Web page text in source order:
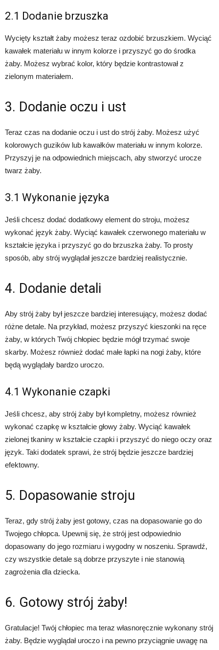
2.1 Dodanie brzuszka
Wycięty kształt żaby możesz teraz ozdobić brzuszkiem. Wyciąć
kawałek materiału w innym kolorze i przyszyć go do środka
żaby. Możesz wybrać kolor, który będzie kontrastował z
zielonym materiałem.
3. Dodanie oczu i ust
Teraz czas na dodanie oczu i ust do strój żaby. Możesz użyć
kolorowych guzików lub kawałków materiału w innym kolorze.
Przyszyj je na odpowiednich miejscach, aby stworzyć urocze
twarz żaby.
3.1 Wykonanie języka
Jeśli chcesz dodać dodatkowy element do stroju, możesz
wykonać język żaby. Wyciąć kawałek czerwonego materiału w
kształcie języka i przyszyć go do brzuszka żaby. To prosty
sposób, aby strój wyglądał jeszcze bardziej realistycznie.
4. Dodanie detali
Aby strój żaby był jeszcze bardziej interesujący, możesz dodać
różne detale. Na przykład, możesz przyszyć kieszonki na ręce
żaby, w których Twój chłopiec będzie mógł trzymać swoje
skarby. Możesz również dodać małe łapki na nogi żaby, które
będą wyglądały bardzo uroczo.
4.1 Wykonanie czapki
Jeśli chcesz, aby strój żaby był kompletny, możesz również
wykonać czapkę w kształcie głowy żaby. Wyciąć kawałek
zielonej tkaniny w kształcie czapki i przyszyć do niego oczy oraz
język. Taki dodatek sprawi, że strój będzie jeszcze bardziej
efektowny.
5. Dopasowanie stroju
Teraz, gdy strój żaby jest gotowy, czas na dopasowanie go do
Twojego chłopca. Upewnij się, że strój jest odpowiednio
dopasowany do jego rozmiaru i wygodny w noszeniu. Sprawdź,
czy wszystkie detale są dobrze przyszyte i nie stanowią
zagrożenia dla dziecka.
6. Gotowy strój żaby!
Gratulacje! Twój chłopiec ma teraz własnoręcznie wykonany strój
żaby. Będzie wyglądał uroczo i na pewno przyciągnie uwagę na